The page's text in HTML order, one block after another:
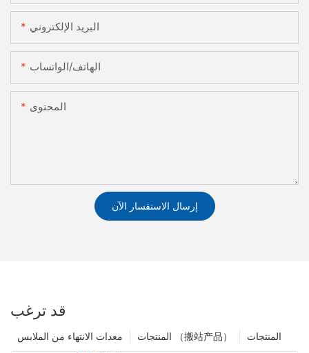
البريد الإلكتروني
الهاتف/الواتساب
المحتوى
إرسال الاستفسار الآن
قد ترغب
المنتجات المنتجات （搬站产品） معدات الانتهاء من الملابس